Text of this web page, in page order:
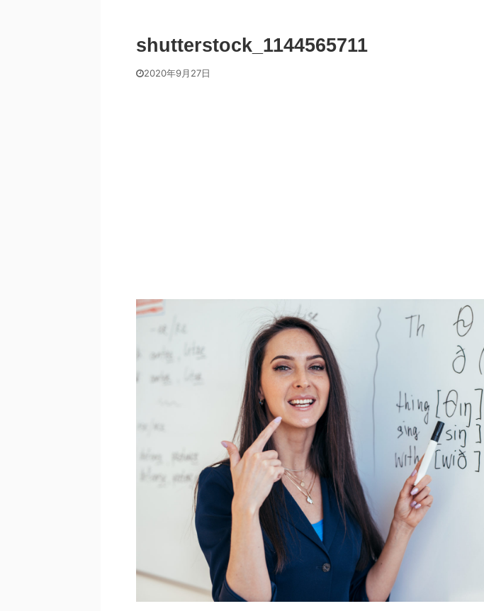
shutterstock_1144565711
2020年9月27日